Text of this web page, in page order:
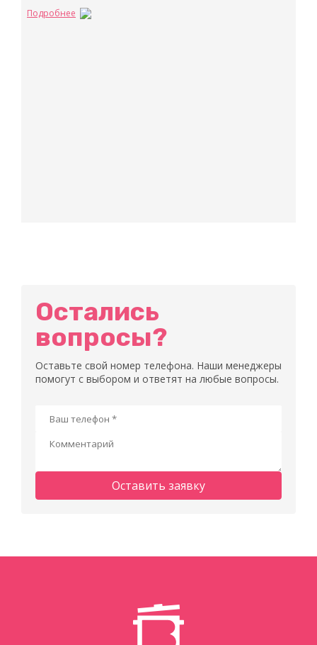
Подробнее
Остались
вопросы?
Оставьте свой номер телефона. Наши менеджеры
помогут с выбором и ответят на любые вопросы.